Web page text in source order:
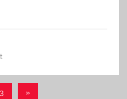
a
l
學）的圖書館館藏。若想借閱
明
3
Next
»